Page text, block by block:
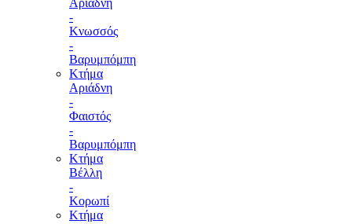
Αριάδνη
-
Κνωσσός
-
Βαρυμπόμπη
Κτήμα
Αριάδνη
-
Φαιστός
-
Βαρυμπόμπη
Κτήμα
Βέλλη
-
Κορωπί
Κτήμα